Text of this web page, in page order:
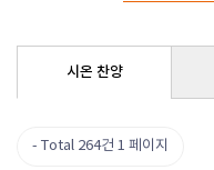
시온 찬양
Total 264건 1 페이지